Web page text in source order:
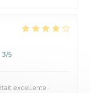
3/5
excellente !